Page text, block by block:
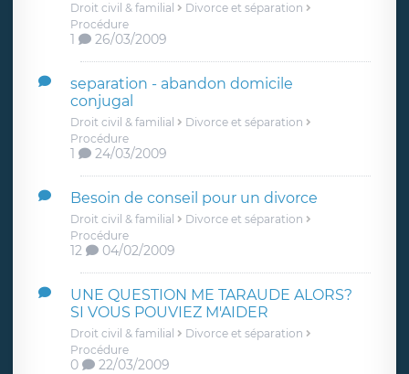
Droit civil & familial
Divorce et séparation
Procédure
1 26/03/2009
separation - abandon domicile
conjugal
Droit civil & familial
Divorce et séparation
Procédure
1 24/03/2009
Besoin de conseil pour un divorce
Droit civil & familial
Divorce et séparation
Procédure
12 04/02/2009
UNE QUESTION ME TARAUDE ALORS?
SI VOUS POUVIEZ M'AIDER
Droit civil & familial
Divorce et séparation
Procédure
0 22/03/2009